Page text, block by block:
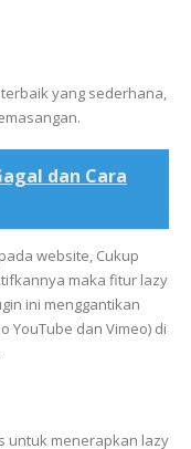
yang sederhana,
dan Cara
website, Cukup
maka fitur lazy
ini menggantikan
YouTube dan Vimeo) di
untuk menerapkan lazy